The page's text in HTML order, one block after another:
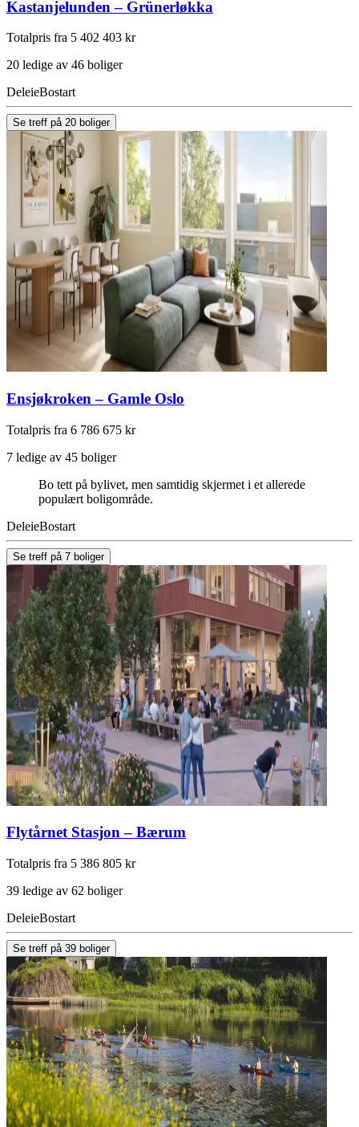
Kastanjelunden – Grünerløkka
Totalpris fra 5 402 403 kr
20 ledige av 46 boliger
DeleieBostart
Se treff på 20 boliger
Ensjøkroken – Gamle Oslo
Totalpris fra 6 786 675 kr
7 ledige av 45 boliger
Bo tett på bylivet, men samtidig skjermet i et allerede
populært boligområde.
DeleieBostart
Se treff på 7 boliger
Flytårnet Stasjon – Bærum
Totalpris fra 5 386 805 kr
39 ledige av 62 boliger
DeleieBostart
Se treff på 39 boliger